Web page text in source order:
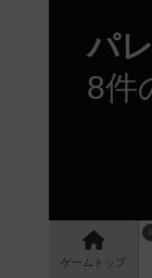
パ
8件
ゲーム トップ
8